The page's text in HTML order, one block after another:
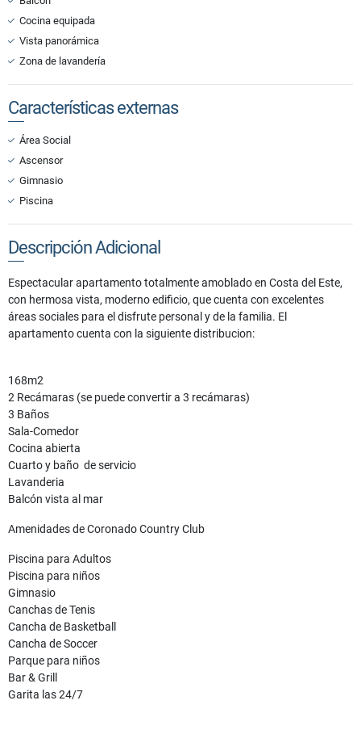
Cocina equipada
Vista panorámica
Zona de lavandería
Características externas
Área Social
Ascensor
Gimnasio
Piscina
Descripción Adicional
Espectacular apartamento totalmente amoblado en Costa del Este,
con hermosa vista, moderno edificio, que cuenta con excelentes
áreas sociales para el disfrute personal y de la familia. El
apartamento cuenta con la siguiente distribucion:
168m2
2 Recámaras (se puede convertir a 3 recámaras)
3 Baños
Sala-Comedor
Cocina abierta
Cuarto y baño de servicio
Lavanderia
Balcón vista al mar
Amenidades de Coronado Country Club
Piscina para Adultos
Piscina para niños
Gimnasio
Canchas de Tenis
Cancha de Basketball
Cancha de Soccer
Parque para niños
Bar & Grill
Garita las 24/7